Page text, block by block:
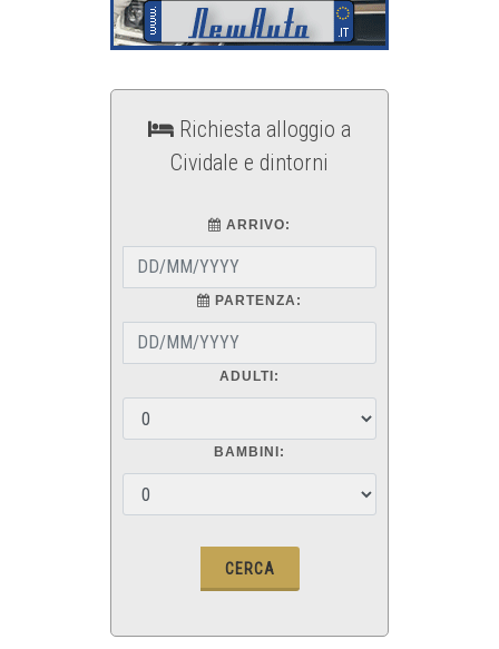
Richiesta alloggio a
Cividale e dintorni
ARRIVO:
PARTENZA:
ADULTI:
BAMBINI: